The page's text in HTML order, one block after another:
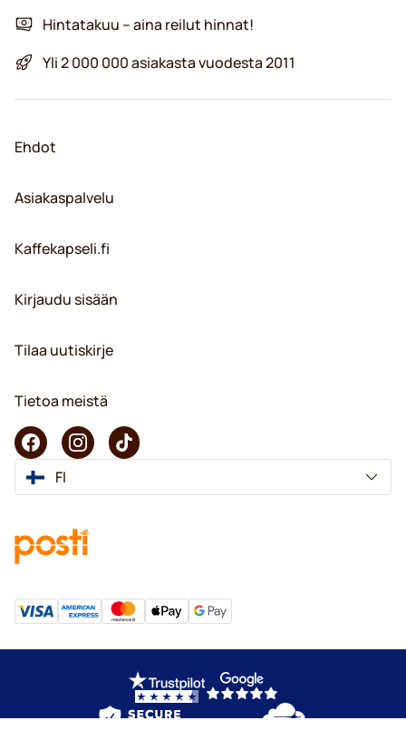
Hintatakuu – aina reilut hinnat!
Yli 2 000 000 asiakasta vuodesta 2011
Ehdot
Asiakaspalvelu
Kaffekapseli.fi
Kirjaudu sisään
Tilaa uutiskirje
Tietoa meistä
FI